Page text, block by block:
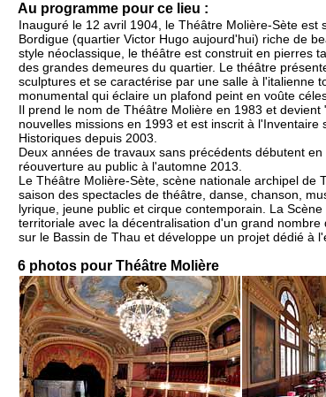
Au programme pour ce lieu :
Inauguré le 12 avril 1904, le Théâtre Molière-Sète est
Bordigue (quartier Victor Hugo aujourd'hui) riche de
style néoclassique, le théâtre est construit en pierres
des grandes demeures du quartier. Le théâtre
sculptures et se caractérise par une salle à l'italienne
monumental qui éclaire un plafond peint en voûte
Il prend le nom de Théâtre Molière en 1983 et devient
nouvelles missions en 1993 et est inscrit à
Historiques depuis 2003.
Deux années de travaux sans précédents débutent
réouverture au public à l'automne 2013.
Le Théâtre Molière-Sète, scène nationale archipel de
saison des spectacles de théâtre, danse, chanson,
lyrique, jeune public et cirque contemporain. La
territoriale avec la décentralisation d'un grand
sur le Bassin de Thau et développe un projet dédié à
6 photos pour Théâtre Molière